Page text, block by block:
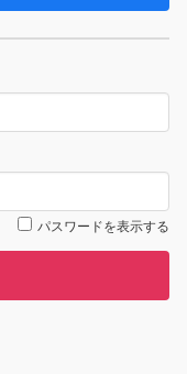
パスワードを表示する